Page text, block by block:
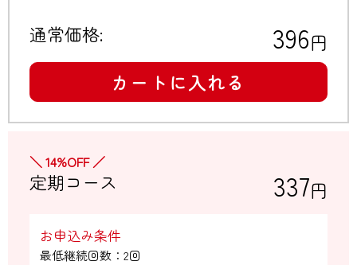
通常価格: 396円
カートに入れる
＼ 14%OFF ／
定期コース 337円
お申込み条件
最低継続回数：2回